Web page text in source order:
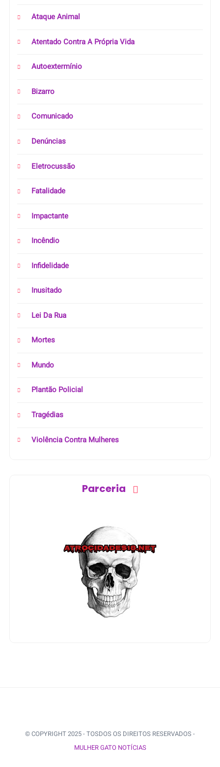
Ataque Animal
Atentado Contra A Própria Vida
Autoextermínio
Bizarro
Comunicado
Denúncias
Eletrocussão
Fatalidade
Impactante
Incêndio
Infidelidade
Inusitado
Lei Da Rua
Mortes
Mundo
Plantão Policial
Tragédias
Violência Contra Mulheres
Parceria
© COPYRIGHT 2025 - TOSDOS OS DIREITOS RESERVADOS -
MULHER GATO NOTÍCIAS